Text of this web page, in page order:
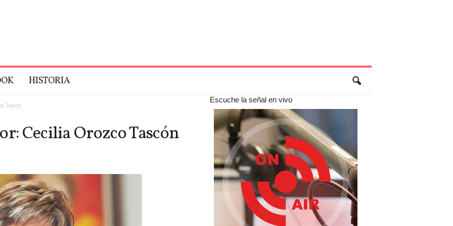
HISTORIA
Tascón
Cecilia Orozco Tascón
Escuche la señal en vivo